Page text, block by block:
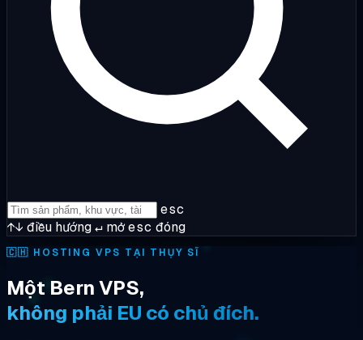
esc
↑↓ điều hướng↵ mởesc đóng
🇨🇭 HOSTING VPS TẠI THỤY SĨ
Một Bern VPS,
không phải EU có chủ đích.